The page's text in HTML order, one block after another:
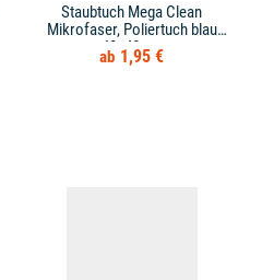
Staubtuch Mega Clean
Mikrofaser, Poliertuch blau
40x40 cm
1,95 €